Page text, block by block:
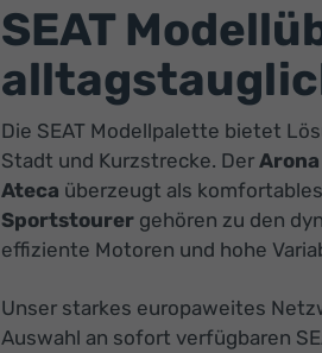
SEAT
Die SEAT Modellpalette bietet
Stadt und Kurzstrecke. Der Arona
Ateca überzeugt als
Sportstourergehören zu den
effiziente Motoren und hohe
Unser starkes europaweites
Auswahl an sofort verfügbaren